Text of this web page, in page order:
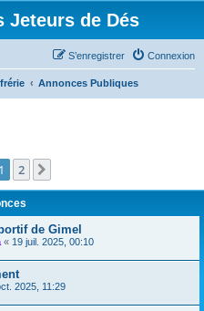
Jeteurs de Dés
Connexion
S’enregistrer
Annonces Publiques
1 2
de Gimel
« 19 juil. 2025, 00:10
2025, 11:29